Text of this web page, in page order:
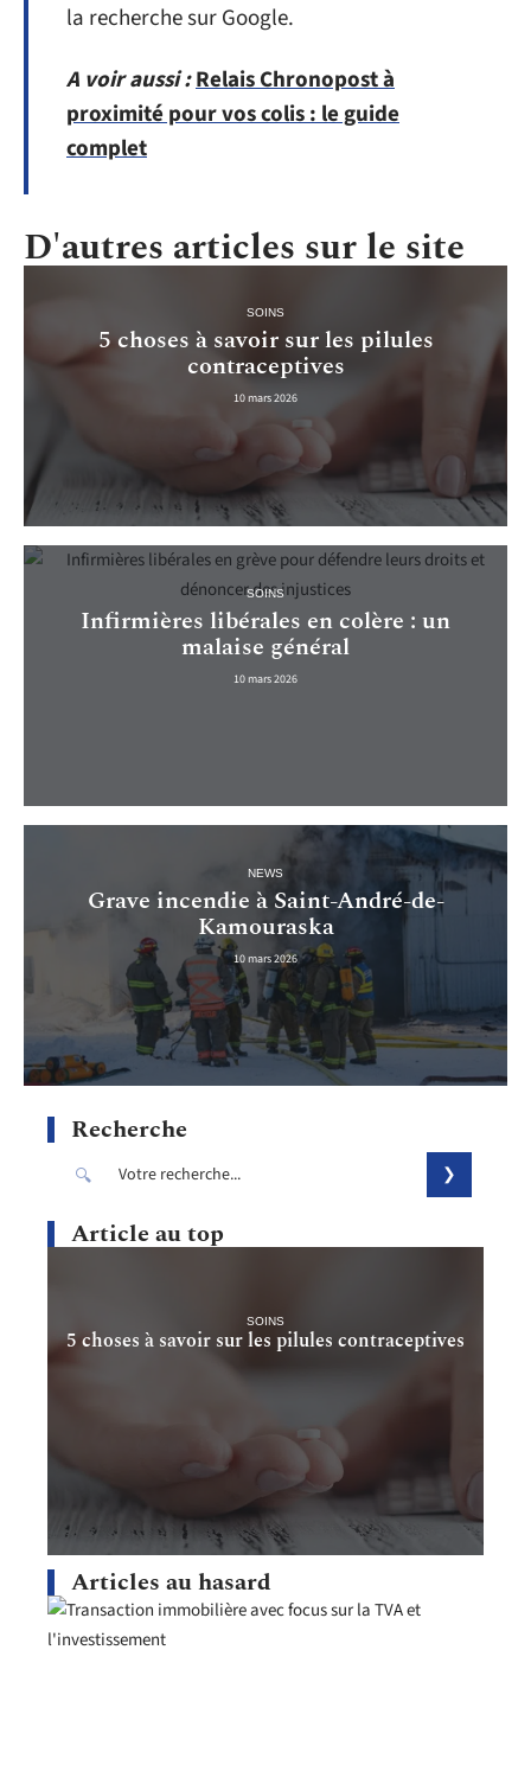
la recherche sur Google.
A voir aussi :Relais Chronopost à
proximité pour vos colis : le guide
complet
D'autres articles sur le site
SOINS
5 choses à savoir sur les pilules
contraceptives
10 mars 2026
SOINS
Infirmières libérales en colère : un
malaise général
10 mars 2026
NEWS
Grave incendie à Saint-André-de-
Kamouraska
10 mars 2026
Recherche
Article au top
SOINS
5 choses à savoir sur les pilules contraceptives
Articles au hasard